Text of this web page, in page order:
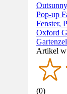
Pop-up
Fenster,
Oxford
Artikel
(0)